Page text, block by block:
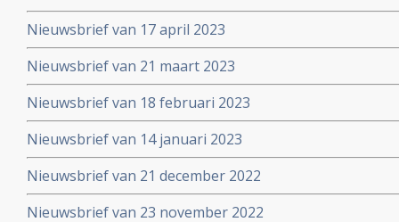
Nieuwsbrief van 17 april 2023
Nieuwsbrief van 21 maart 2023
Nieuwsbrief van 18 februari 2023
Nieuwsbrief van 14 januari 2023
Nieuwsbrief van 21 december 2022
Nieuwsbrief van 23 november 2022